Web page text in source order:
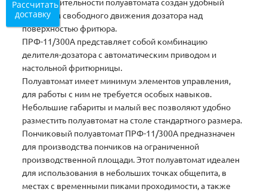
производительности полуавтомата создан удобный
механизм свободного движения дозатора над
поверхностью фритюра.
ПРФ-11/300А представляет собой комбинацию
делителя-дозатора с автоматическим приводом и
настольной фритюрницы.
Полуавтомат имеет минимум элементов управления,
для работы с ним не требуется особых навыков.
Небольшие габариты и малый вес позволяют удобно
разместить полуавтомат на столе стандартного размера.
Пончиковый полуавтомат ПРФ-11/300А предназначен
для производства пончиков на ограниченной
производственной площади. Этот полуавтомат идеален
для использования в небольших точках общепита, в
местах с временными пиками проходимости, а также
Рассчитать
доставку